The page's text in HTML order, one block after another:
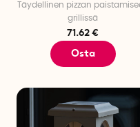
Täydellinen pizzan
grillissä
71.62 €
Osta